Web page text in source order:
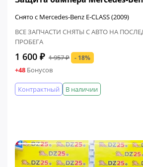
Снято с Mercedes-Benz E-CLASS (2009)
ВСЕ ЗАПЧАСТИ СНЯТЫ С АВТО НА
ПРОБЕГА
1 600 ₽ 1 957 ₽ - 18%
+48 Бонусов
В наличии
Контрактный